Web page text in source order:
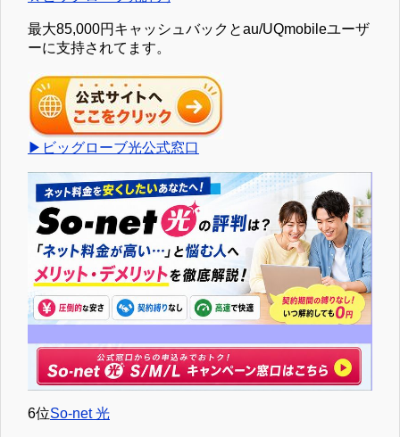
最大85,000円キャッシュバックとau/UQmobileユーザ
ーに支持されてます。
▶ビッグローブ光公式窓口
6位So-net 光